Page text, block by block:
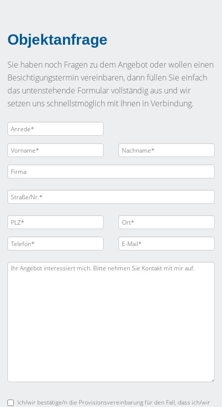
Objektanfrage
Sie haben noch Fragen zu dem Angebot oder wollen einen
Besichtigungstermin vereinbaren, dann füllen Sie einfach
das untenstehende Formular vollständig aus und wir
setzen uns schnellstmöglich mit Ihnen in Verbindung.
Ich/wir bestätige/n die Provisionsvereinbarung für den Fall, dass ich/wir